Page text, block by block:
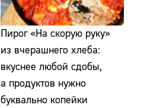
Пирог «На скорую руку»
из вчерашнего хлеба:
вкуснее любой сдобы,
а продуктов нужно
буквально копейки